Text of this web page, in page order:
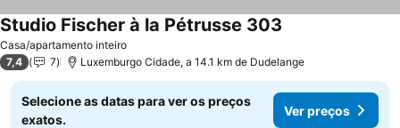
Casa/apartamento inteiro
Studio Fischer à la Pétrusse 303
7,4 7 Luxemburgo Cidade, a 14.1 km de Dudelange
Selecione as datas para ver os preços
exatos.
Ver preços